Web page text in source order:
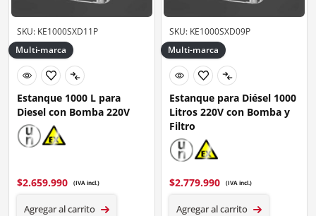
SKU: KE1000SXD11P
Multi-marca
Estanque 1000 L para
Diesel con Bomba 220V
$2.659.990 (IVA incl.)
Agregar al carrito
SKU: KE1000SXD09P
Multi-marca
Estanque para Diésel 1000
Litros 220V con Bomba y
Filtro
$2.779.990 (IVA incl.)
Agregar al carrito